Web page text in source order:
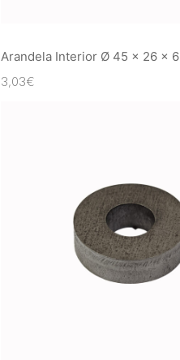
Arandela Interior Ø 45 x 26 x 6
3,03€